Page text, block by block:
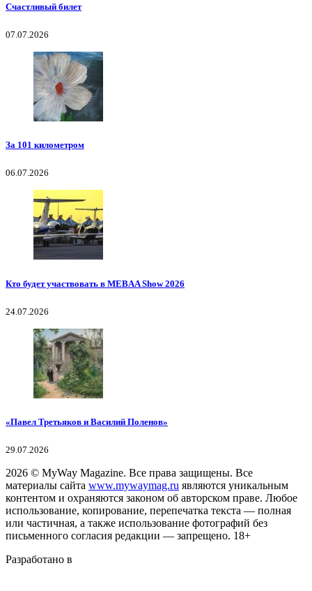
Счастливый билет
07.07.2026
За 101 километром
06.07.2026
Кто будет участвовать в MEBAA Show 2026
24.07.2026
«Павел Третьяков и Василий Поленов»
29.07.2026
2026 © MyWay Magazine. Все права защищены. Все
материалы сайта www.mywaymag.ru являются уникальным
контентом и охраняются законом об авторском праве. Любое
использование, копирование, перепечатка текста — полная
или частичная, а также использование фотографий без
письменного согласия редакции — запрещено. 18+
Разработано в